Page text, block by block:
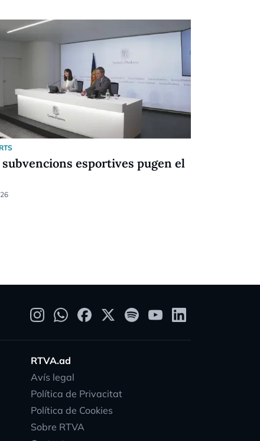
subvencions esportives pugen el
RTVA.ad
Avís legal
Política de Privacitat
Política de Cookies
Sobre RTVA